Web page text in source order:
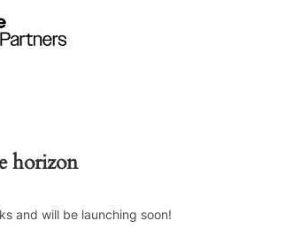
horizon
and will be launching soon!